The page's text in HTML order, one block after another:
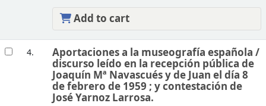
Add to cart
4. Aportaciones a la museografía española /
discurso leído en la recepción pública de
Joaquín Mª Navascués y de Juan el día 8
de febrero de 1959 ; y contestación de
José Yarnoz Larrosa.